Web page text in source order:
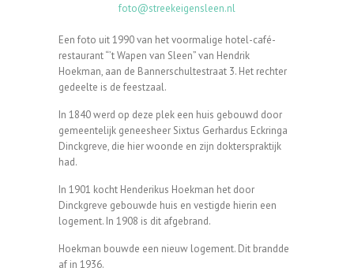
foto@streekeigensleen.nl
Een foto uit 1990 van het voormalige hotel-café-
restaurant “’t Wapen van Sleen” van Hendrik
Hoekman, aan de Bannerschultestraat 3. Het rechter
gedeelte is de feestzaal.
In 1840 werd op deze plek een huis gebouwd door
gemeentelijk geneesheer Sixtus Gerhardus Eckringa
Dinckgreve, die hier woonde en zijn dokterspraktijk
had.
In 1901 kocht Henderikus Hoekman het door
Dinckgreve gebouwde huis en vestigde hierin een
logement. In 1908 is dit afgebrand.
Hoekman bouwde een nieuw logement. Dit brandde
af in 1936.